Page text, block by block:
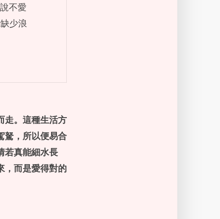
不愛
少浪
走。這種生活方
駑，所以便易合
若真能細水長
，而是愛得對的